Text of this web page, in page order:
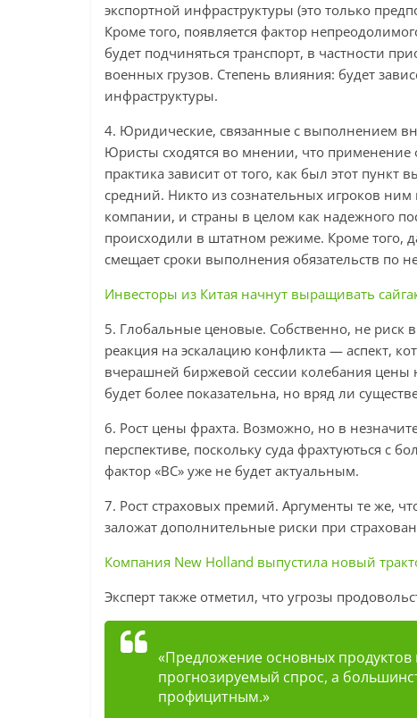
экспортной инфраструктуры (это только
Кроме того, появляется фактор
будет подчиняться транспорт, в частности
военных грузов. Степень влияния: будет
инфраструктуры.
4. Юридические, связанные с выполнением
Юристы сходятся во мнении, что
практика зависит от того, как был этот пункт
средний. Никто из сознательных игроков ним
компании, и страны в целом как надежного
происходили в штатном режиме. Кроме того,
смещает сроки выполнения обязательств по
Инвесторы из Китая начнут выращивать
5. Глобальные ценовые. Собственно, не риск
реакция на эскалацию конфликта — аспект,
вчерашней биржевой сессии колебания цены
будет более показательна, но вряд ли
6. Рост цены фрахта. Возможно, но в
перспективе, поскольку суда фрахтуються с
фактор «ВС» уже не будет актуальным.
7. Рост страховых премий. Аргументы те же,
заложат дополнительные риски при
Компания New Holland выпустила новый
Эксперт также отметил, что угрозы
«Предложение основных
прогнозируемый спрос, а
профицитным.»